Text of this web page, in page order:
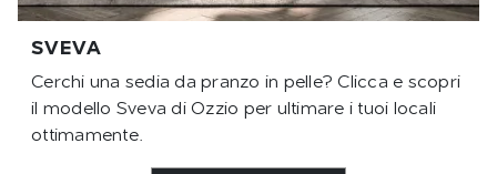
SVEVA
Cerchi una sedia da pranzo in pelle? Clicca e scopri
il modello Sveva di Ozzio per ultimare i tuoi locali
ottimamente.